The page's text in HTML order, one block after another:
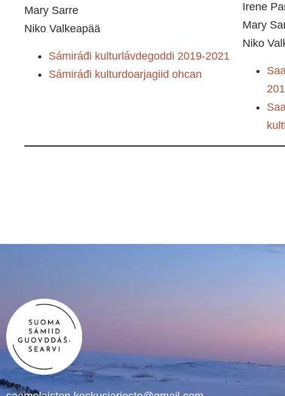
Mary Sarre
Niko Valkeapää
Sámiráđi kulturlávdegoddi 2019-2021
Sámiráđi kulturdoarjagiid ohcan
Irene
Mary
Niko